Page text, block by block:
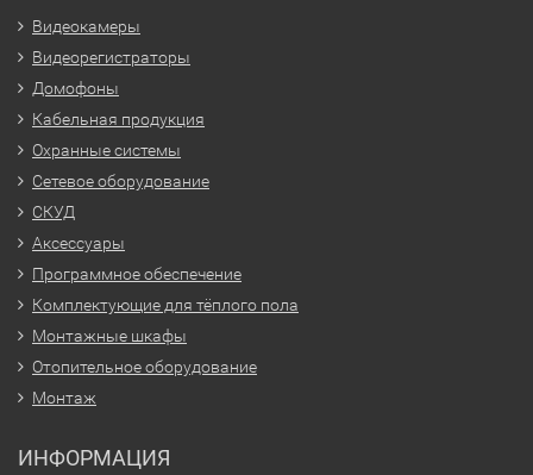
Видеокамеры
Видеорегистраторы
Домофоны
Кабельная продукция
Охранные системы
Сетевое оборудование
СКУД
Аксессуары
Программное обеспечение
Комплектующие для тёплого пола
Монтажные шкафы
Отопительное оборудование
Монтаж
ИНФОРМАЦИЯ